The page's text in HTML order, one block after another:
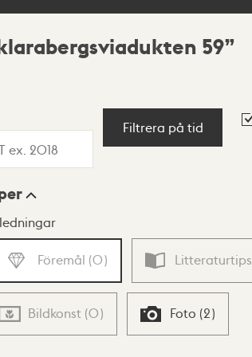
59
Filtrera på tid
Föremål (0) Litteraturtips
Bildkonst (0) Foto (2)